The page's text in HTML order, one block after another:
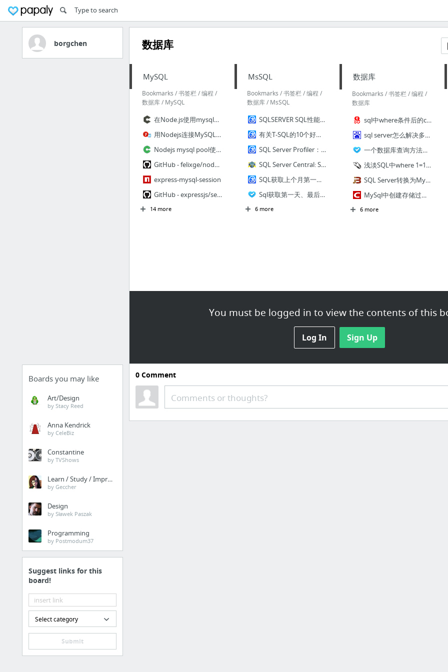
borgchen
Boards you may like
Art/Design
by Stacy Reed
Anna Kendrick
by CeleBiz
Constantine
by TVShows
Learn / Study / Improve
by Geccher
Design
by Sławek Paszak
Programming
by Postmodum37
Suggest links for this
board!
Select category
Submit
数据库
You must be logged in to view the contents of this
Log In Sign Up
MySQL
Bookmarks / 书签栏 / 编程 /
数据库 / MySQL
在Node.js使用mysql模块时遇到的坑 - CNode技术社区
用Nodejs连接MySQL | 粉丝日志
Nodejs mysql pool使用实例 - Kevalin - 开源中国社区
GitHub - felixge/node-mysql: A pure node.js JavaScript Client implementing the MySql pr...
express-mysql-session
GitHub - expressjs/session: Simple session middleware for Express
14 more
MsSQL
Bookmarks / 书签栏 / 编程 /
数据库 / MsSQL
SQLSERVER SQL性能优化 - zhougb - 博客园
有关T-SQL的10个好习惯 - CareySon - 博客园
SQL Server Profiler：使用方法和指标说明 - 且行且思 - 博客园
SQL Server Central: Stairway to SQL Server Indexes – a SQL Server tutorial
SQL获取上个月第一天和最后一天的时间写法 - 摇摆的大叔 - 博客园
Sql获取第一天、最后一天 - - ITeye技术网站
6 more
数据库
Bookmarks / 书签栏 / 编程 /
数据库
sql中where条件后的case when 用法 - 网易博客
sql server怎么解决多条件组合查询啊_百度知道
一个数据库查询方法（可以动态设置查询参数，设置查询条件），很巧妙的组合sql语句 - - ITeye技术网站
浅淡SQL中where 1=1和0=1的作用 - 51CTO.COM
SQL Server转换为MySQL工具mss2sql v5.3 绿色版 下载-脚本之家
MySql中创建存储过程 - jiangwei0910410003的专栏 - 博客频道 - CSDN.NET
6 more
0Comment
Comments or thoughts?